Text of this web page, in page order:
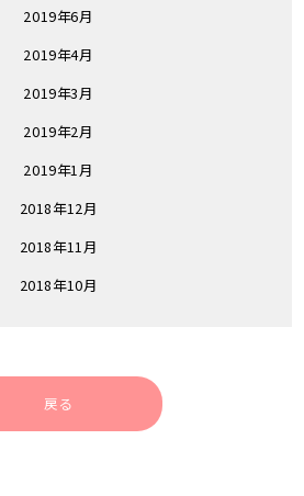
2019年6月
2019年4月
2019年3月
2019年2月
2019年1月
2018年12月
2018年11月
2018年10月
戻る